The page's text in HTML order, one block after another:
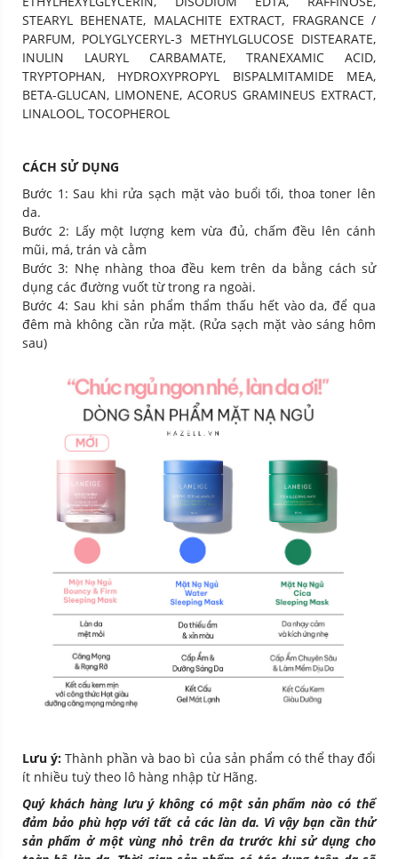
STEARYL BEHENATE, MALACHITE EXTRACT, FRAGRANCE /
PARFUM, POLYGLYCERYL-3 METHYLGLUCOSE DISTEARATE,
INULIN LAURYL CARBAMATE, TRANEXAMIC ACID,
TRYPTOPHAN, HYDROXYPROPYL BISPALMITAMIDE MEA,
BETA-GLUCAN, LIMONENE, ACORUS GRAMINEUS EXTRACT,
LINALOOL, TOCOPHEROL
CÁCH SỬ DỤNG
Bước 1: Sau khi rửa sạch mặt vào buổi tối, thoa toner lên
da.
Bước 2: Lấy một lượng kem vừa đủ, chấm đều lên cánh
mũi, má, trán và cằm
Bước 3: Nhẹ nhàng thoa đều kem trên da bằng cách sử
dụng các đường vuốt từ trong ra ngoài.
Bước 4: Sau khi sản phẩm thẩm thấu hết vào da, để qua
đêm mà không cần rửa mặt. (Rửa sạch mặt vào sáng hôm
sau)
Lưu ý: Thành phần và bao bì của sản phẩm có thể thay đổi
ít nhiều tuỳ theo lô hàng nhập từ Hãng.
Quý khách hàng lưu ý không có một sản phẩm nào có thể
đảm bảo phù hợp với tất cả các làn da. Vì vậy bạn cần thử
sản phẩm ở một vùng nhỏ trên da trước khi sử dụng cho